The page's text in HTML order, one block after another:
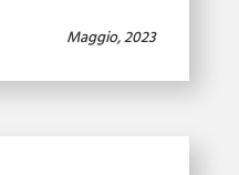
Maggio, 2023